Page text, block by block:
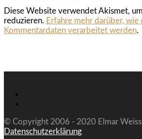
Diese Website verwendet Akismet,
reduzieren. Erfahre mehr darüber, wie
Kommentardaten verarbeitet werden.
© Copyright 2006 - 2020 Elmar Weiss
Datenschutzerklärung